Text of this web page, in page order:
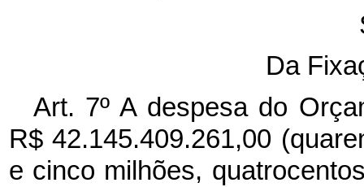
Da
Art. 7º A despesa do
R$ 42.145.409.261,00
e cinco milhões,